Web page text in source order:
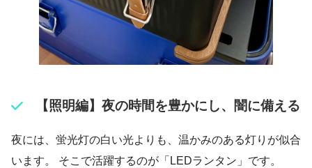
【照明編】夜の時間を豊かにし、闇に備える
夜には、蛍光灯の白い光よりも、温かみのある灯りが似合
います。 そこで活躍するのが「LEDランタン」です。